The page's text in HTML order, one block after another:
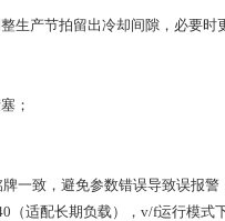
生产节拍留出冷却间隙，必要时
；
一致，避免参数错误导致误报警
（适配长期负载），v/f运行模式